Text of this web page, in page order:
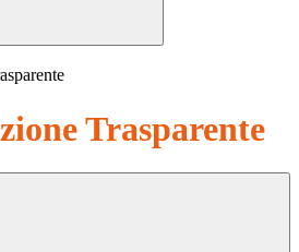
Trasparente